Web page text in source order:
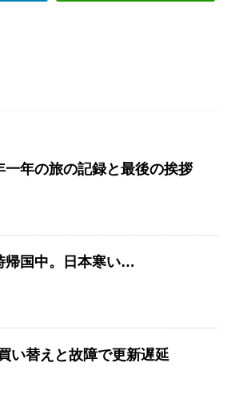
一年の旅の記録と最後の挨拶
帰国中。日本寒い…
い替えと故障で更新遅延